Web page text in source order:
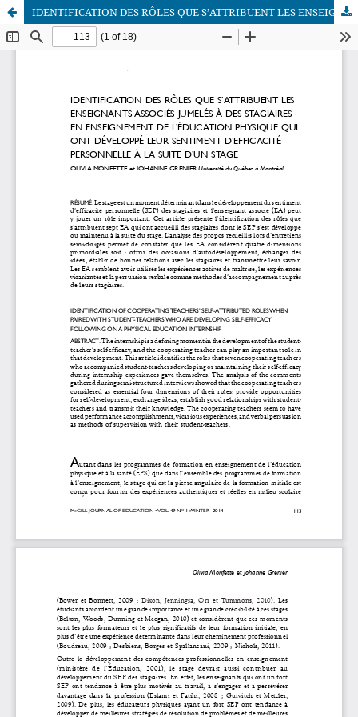
IDENTIFICATION DES RÔLES QUE S’ATTRIBUENT LES ENSEIGNANTS ASSOCIÉS JUMELÉS À DES STAGIAIRES EN ENSEIGNEMENT DE L’ÉDUCATION PHYSIQUE QUI ONT DÉVELOPPÉ LEUR SENTIMENT D’EFFICACITÉ PERSONNELLE À LA SUITE D’UN STAGE